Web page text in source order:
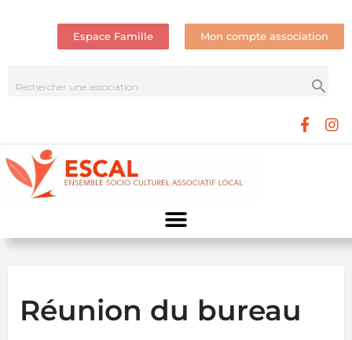
Espace Famille Mon compte association
Réunion du bureau